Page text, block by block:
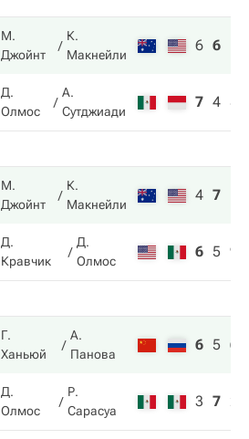
М.
Джойнт
К.
Макнейли
6 6
Д.
Олмос
А.
Сутджиади
7 4 8
М.
Джойнт
К.
Макнейли
4 7
Д.
Кравчик
Д.
Олмос
6 5 9
Г.
Ханьюй
А.
Панова
6 5 6
Д.
Олмос
Р.
Сарасуа
3 7 2